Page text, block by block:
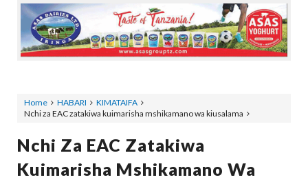
Home HABARI
KIMATAIFA
Nchi za EAC zatakiwa kuimarisha mshikamano wa kiusalama
Nchi Za EAC Zatakiwa
Kuimarisha Mshikamano Wa